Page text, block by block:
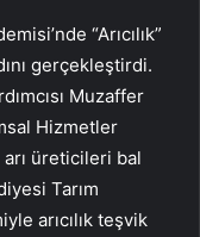
“Arıcılık”
gerçekleştirdi.
Muzaffer
Hizmetler
üreticileri bal
Tarım
arıcılık teşvik